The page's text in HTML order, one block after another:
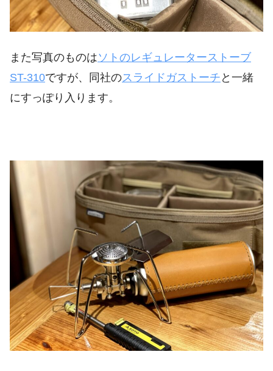
また写真のものはソトのレギュレーターストーブ
ST-310ですが、同社のスライドガストーチ と一緒
にすっぽり入ります。